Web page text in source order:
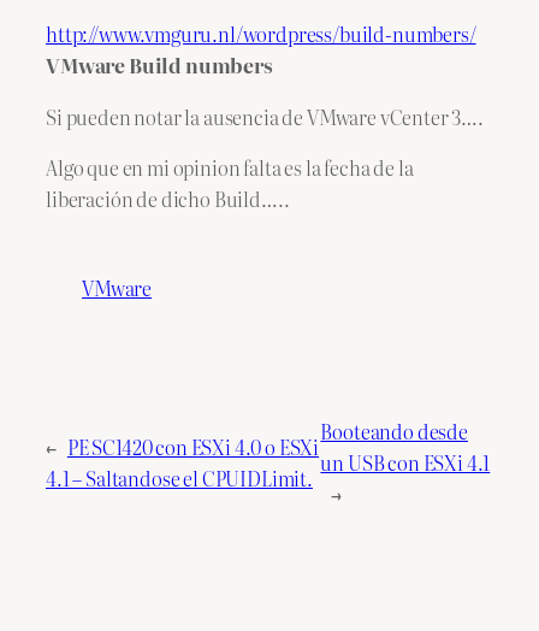
http://www.vmguru.nl/wordpress/build-numbers/
VMware Build numbers
Si pueden notar la ausencia de VMware vCenter 3….
Algo que en mi opinion falta es la fecha de la
liberación de dicho Build…..
VMware
← PE SC1420 con ESXi 4.0 o ESXi
4.1 – Saltandose el CPUIDLimit.
Booteando desde
un USB con ESXi 4.1
→